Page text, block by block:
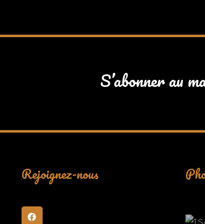
S’abonner au
Rejoignez-nous